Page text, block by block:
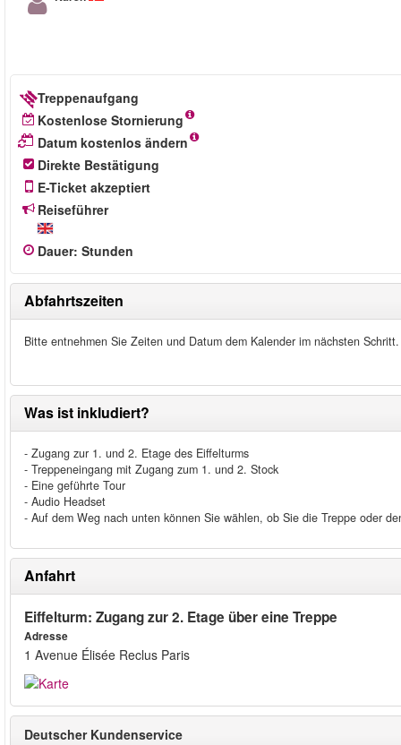
Treppenaufgang
Kostenlose Stornierung
Datum kostenlos ändern
Direkte Bestätigung
E-Ticket akzeptiert
Reiseführer
Dauer: Stunden
Abfahrtszeiten
Bitte entnehmen Sie Zeiten und Datum dem Kalender im nächsten Schritt.
Was ist inkludiert?
- Zugang zur 1. und 2. Etage des Eiffelturms
- Treppeneingang mit Zugang zum 1. und 2. Stock
- Eine geführte Tour
- Audio Headset
- Auf dem Weg nach unten können Sie wählen, ob Sie die Treppe oder
Anfahrt
Eiffelturm: Zugang zur 2. Etage über eine Treppe
Adresse
1 Avenue Élisée Reclus Paris
Deutscher Kundenservice